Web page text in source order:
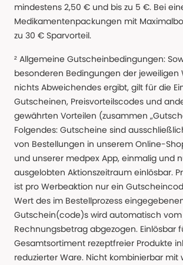
mindestens 2,50 € und bis zu 5 €. Bei
Medikamentenpackungen mit
zu 30 € Sparvorteil.
² Allgemeine Gutscheinbedingungen:
besonderen Bedingungen der jeweiligen
nichts Abweichendes ergibt, gilt für die
Gutscheinen, Preisvorteilscodes und
gewährten Vorteilen (zusammen
Folgendes: Gutscheine sind
von Bestellungen in unserem Online-
und unserer medpex App, einmalig und
ausgelobten Aktionszeitraum einlösbar.
ist pro Werbeaktion nur ein
Wert des im Bestellprozess
Gutschein(code)s wird automatisch vom
Rechnungsbetrag abgezogen. Einlösbar
Gesamtsortiment rezeptfreier Produkte
reduzierter Ware. Nicht kombinierbar mit